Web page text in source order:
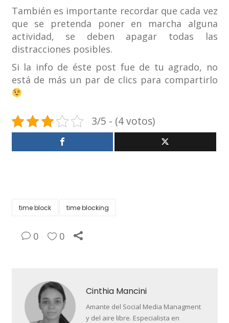
También es importante recordar que cada vez
que se pretenda poner en marcha alguna
actividad, se deben apagar todas las
distracciones posibles.
Si la info de éste post fue de tu agrado, no
está de más un par de clics para compartirlo
3/5 - (4 votos)
time block time blocking
0 0
Cinthia Mancini
Amante del Social Media Managment
y del aire libre. Especialista en